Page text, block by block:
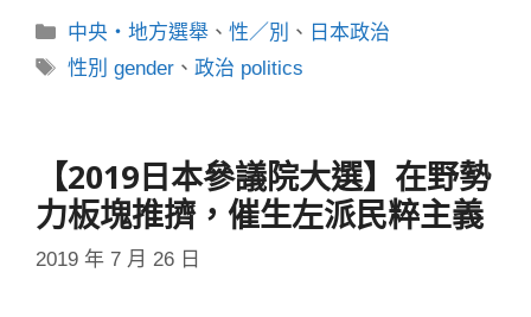
分
類
中央・地方選舉 、性／別 、 日本政治
標
性別 gender 、政治 politics
【2019日本參議院大選】在野勢
力板塊推擠，催生左派民粹主義
2019 年 7 月 26 日